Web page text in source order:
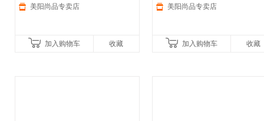
美阳尚品专卖店
加入购物车 收藏
美阳尚品专卖店
加入购物车 收藏